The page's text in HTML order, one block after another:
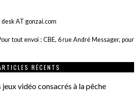
desk AT gonzai.com
tout envoi : CBE, 6 rue André Messager, pour
RÉCENTS
vidéo consacrés à la pêche